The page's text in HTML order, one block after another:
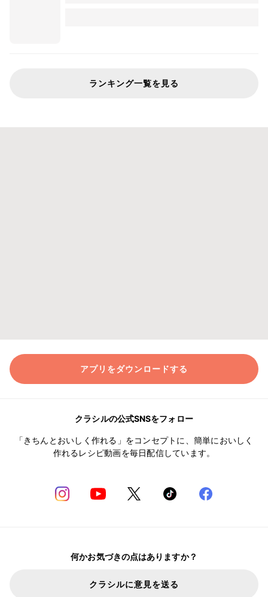
ランキング一覧を見る
アプリをダウンロードする
クラシルの公式SNSをフォロー
「きちんとおいしく作れる」をコンセプトに、簡単においしく
作れるレシピ動画を毎日配信しています。
何かお気づきの点はありますか？
クラシルに意見を送る